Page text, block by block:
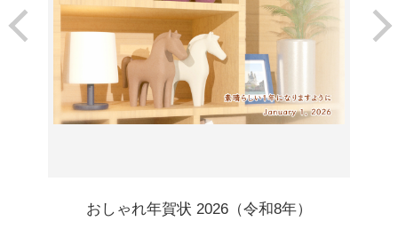
おしゃれ年賀状 2026（令和8年）